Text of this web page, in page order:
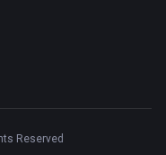
Reserved